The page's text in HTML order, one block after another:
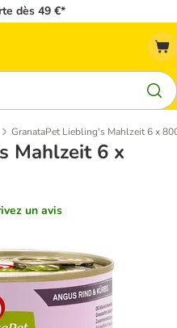
dès 49 €*
GranataPet Liebling's Mahlzeit 6 x
Mahlzeit 6 x
un avis